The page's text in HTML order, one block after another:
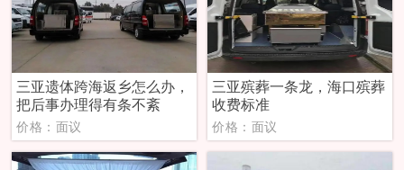
三亚遗体跨海返乡怎么办，
把后事办理得有条不紊
价格：面议
三亚殡葬一条龙，海口殡葬
收费标准
价格：面议